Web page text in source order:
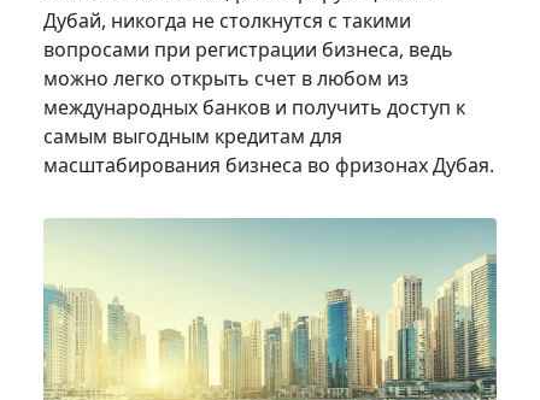
Дубай, никогда не столкнутся с такими
вопросами при регистрации бизнеса, ведь
можно легко открыть счет в любом из
международных банков и получить доступ к
самым выгодным кредитам для
масштабирования бизнеса во фризонах Дубая.